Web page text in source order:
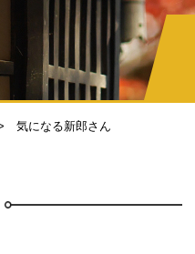
気になる新郎さん